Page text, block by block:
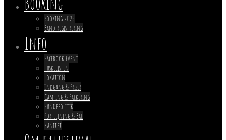
Booking 2026
Band registrering
Info
Facebook Event
Huskelisten
Lokation
Indgang & Priser
Camping & Parkering
Hundepolitik
Forplejning & Bar
Sanitet